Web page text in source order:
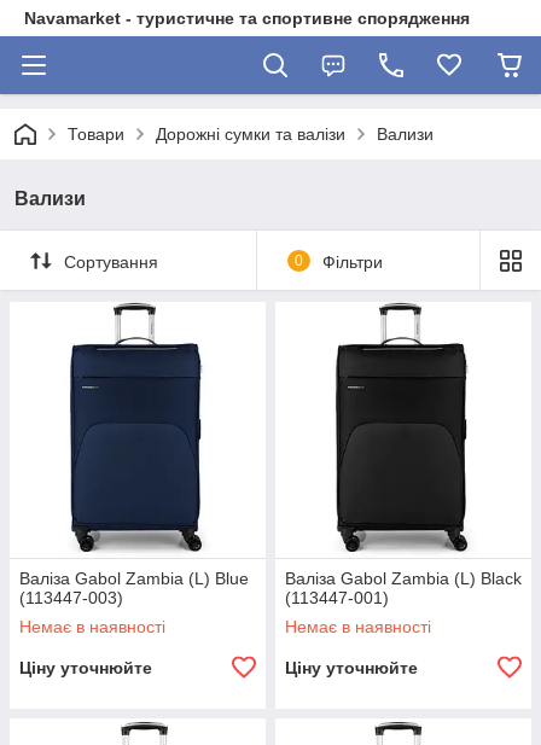
Navamarket - туристичне та спортивне спорядження
Товари Дорожні сумки та валізи Вализи
Вализи
Сортування 0 Фільтри
Валіза Gabol Zambia (L) Blue
(113447-003)
Немає в наявності
Ціну уточнюйте
Валіза Gabol Zambia (L) Black
(113447-001)
Немає в наявності
Ціну уточнюйте